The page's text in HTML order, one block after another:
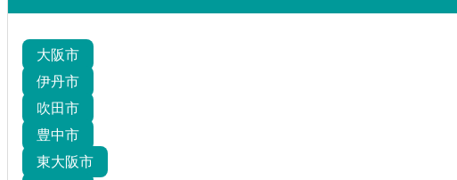
大阪市
伊丹市
吹田市
豊中市
東大阪市